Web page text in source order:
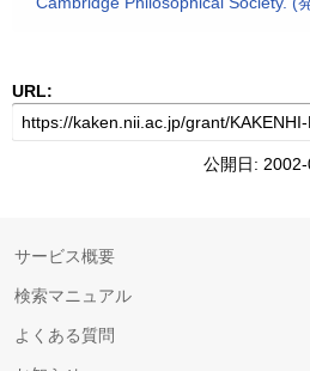
URL:
公開日:
サービス概要
検索マニュアル
よくある質問